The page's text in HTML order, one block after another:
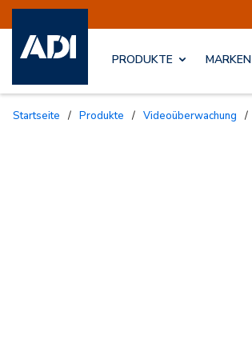
PRODUKTE MARKEN
Startseite / Produkte / Videoüberwachung /